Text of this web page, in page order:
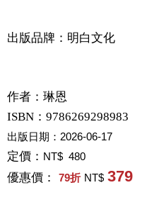
出版品牌：明白文化
作者： 琳恩
ISBN：9786269298983
出版日期： 2026-06-17
定價： NT$ 480
優惠價： 79折 NT$ 379